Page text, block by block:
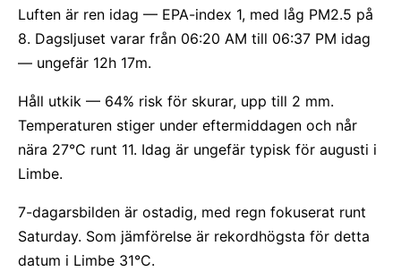
Luften är ren idag — EPA-index 1, med låg PM2.5 på
8. Dagsljuset varar från 06:20 AM till 06:37 PM idag
— ungefär 12h 17m.
Håll utkik — 64% risk för skurar, upp till 2 mm.
Temperaturen stiger under eftermiddagen och når
nära 27°C runt 11. Idag är ungefär typisk för augusti i
Limbe.
7-dagarsbilden är ostadig, med regn fokuserat runt
Saturday. Som jämförelse är rekordhögsta för detta
datum i Limbe 31°C.